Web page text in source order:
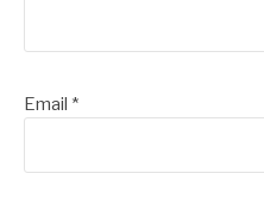
Email *